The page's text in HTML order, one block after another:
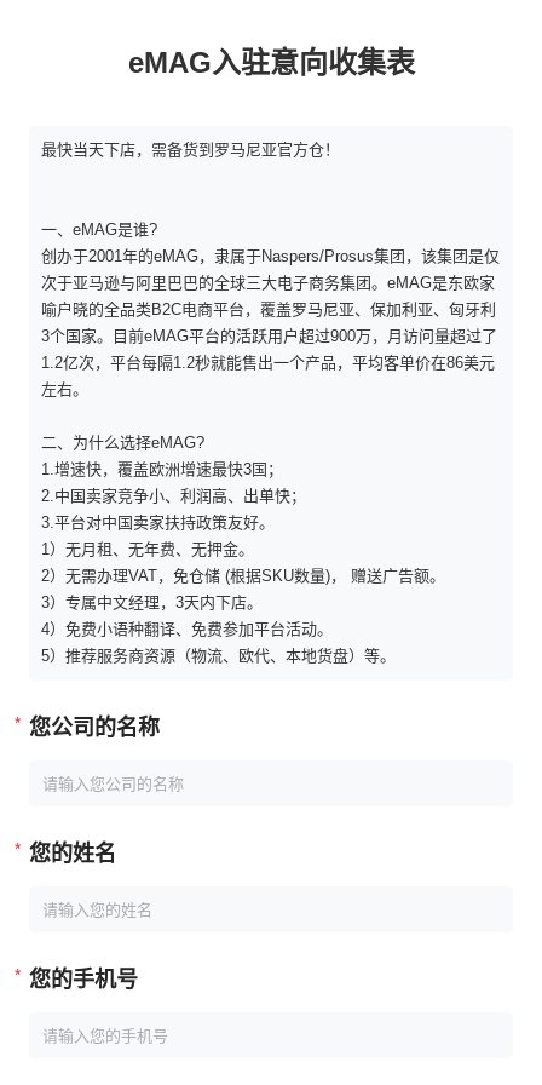
AMZ123
eMAG入驻意向收集表
最快当天下店，需备货到罗马尼亚官方仓！
一、eMAG是谁?
创办于2001年的eMAG，隶属于Naspers/Prosus集团，该集团是仅
次于亚马逊与阿里巴巴的全球三大电子商务集团。eMAG是东欧家
喻户晓的全品类B2C电商平台，覆盖罗马尼亚、保加利亚、匈牙利
3个国家。目前eMAG平台的活跃用户超过900万，月访问量超过了
1.2亿次，平台每隔1.2秒就能售出一个产品，平均客单价在86美元
左右。
二、为什么选择eMAG?
1.增速快，覆盖欧洲增速最快3国；
2.中国卖家竞争小、利润高、出单快；
3.平台对中国卖家扶持政策友好。
1）无月租、无年费、无押金。
2）无需办理VAT，免仓储 (根据SKU数量)， 赠送广告额。
3）专属中文经理，3天内下店。
4）免费小语种翻译、免费参加平台活动。
5）推荐服务商资源（物流、欧代、本地货盘）等。
* 您公司的名称
* 您的姓名
* 您的手机号